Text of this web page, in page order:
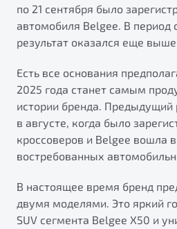
Элегантный и практичный седан
Обзор В наличии
X70
Узнайте о специальных
автомобиля Belgee
Подробно
Автомобили в наличии
Автокредит
Спецпредложения
Будьте еще более уверены на
"Помощь на дорогах"
по 21 сентября было
автомобиля Belgee. В период
результат оказался еще
Есть все основания
2025 года станет самым
истории бренда. Предыдущий
в августе, когда было
кроссоверов и Belgee вошла
востребованных
В настоящее время бренд
двумя моделями. Это яркий
SUV сегмента Belgee X50 и